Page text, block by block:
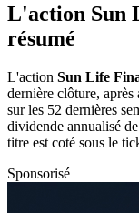
L'action Sun
résumé
L'action Sun Life
dernière clôture,
sur les 52 dernières
dividende annualisé de
titre est coté sous le
Sponsorisé